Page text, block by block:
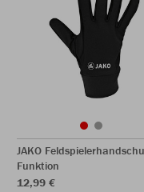
JAKO
Funktion
12,99 €